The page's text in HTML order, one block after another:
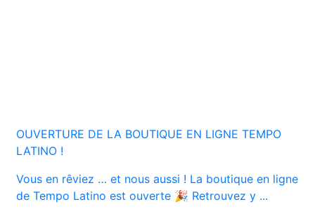
OUVERTURE DE LA BOUTIQUE EN LIGNE TEMPO
LATINO !
Vous en rêviez … et nous aussi ! La boutique en ligne
de Tempo Latino est ouverte 🎉 Retrouvez y ...